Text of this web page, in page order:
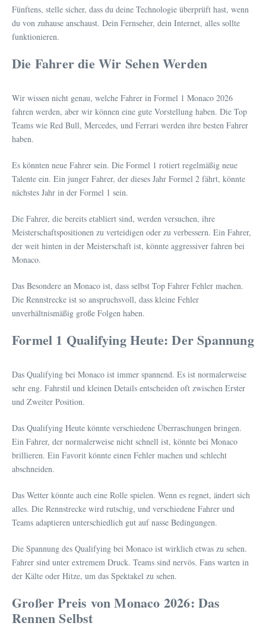
Fünftens, stelle sicher, dass du deine Technologie überprüft hast, wenn
du von zuhause anschaust. Dein Fernseher, dein Internet, alles sollte
funktionieren.
Die Fahrer die Wir Sehen Werden
Wir wissen nicht genau, welche Fahrer in Formel 1 Monaco 2026
fahren werden, aber wir können eine gute Vorstellung haben. Die Top
Teams wie Red Bull, Mercedes, und Ferrari werden ihre besten Fahrer
haben.
Es könnten neue Fahrer sein. Die Formel 1 rotiert regelmäßig neue
Talente ein. Ein junger Fahrer, der dieses Jahr Formel 2 fährt, könnte
nächstes Jahr in der Formel 1 sein.
Die Fahrer, die bereits etabliert sind, werden versuchen, ihre
Meisterschaftspositionen zu verteidigen oder zu verbessern. Ein Fahrer,
der weit hinten in der Meisterschaft ist, könnte aggressiver fahren bei
Monaco.
Das Besondere an Monaco ist, dass selbst Top Fahrer Fehler machen.
Die Rennstrecke ist so anspruchsvoll, dass kleine Fehler
unverhältnismäßig große Folgen haben.
Formel 1 Qualifying Heute: Der Spannung
Das Qualifying bei Monaco ist immer spannend. Es ist normalerweise
sehr eng. Fahrstil und kleinen Details entscheiden oft zwischen Erster
und Zweiter Position.
Das Qualifying Heute könnte verschiedene Überraschungen bringen.
Ein Fahrer, der normalerweise nicht schnell ist, könnte bei Monaco
brillieren. Ein Favorit könnte einen Fehler machen und schlecht
abschneiden.
Das Wetter könnte auch eine Rolle spielen. Wenn es regnet, ändert sich
alles. Die Rennstrecke wird rutschig, und verschiedene Fahrer und
Teams adaptieren unterschiedlich gut auf nasse Bedingungen.
Die Spannung des Qualifying bei Monaco ist wirklich etwas zu sehen.
Fahrer sind unter extremem Druck. Teams sind nervös. Fans warten in
der Kälte oder Hitze, um das Spektakel zu sehen.
Großer Preis von Monaco 2026: Das
Rennen Selbst